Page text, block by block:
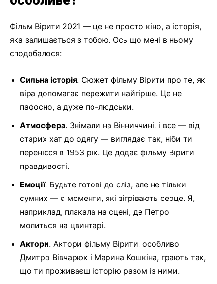
Фільм Вірити 2021 — це не просто кіно, а історія,
яка залишається з тобою. Ось що мені в ньому
сподобалося:
Сильна історія. Сюжет фільму Вірити про те, як
віра допомагає пережити найгірше. Це не
пафосно, а дуже по-людськи.
Атмосфера. Знімали на Вінниччині, і все — від
старих хат до одягу — виглядає так, ніби ти
перенісся в 1953 рік. Це додає фільму Вірити
правдивості.
Емоції. Будьте готові до сліз, але не тільки
сумних — є моменти, які зігрівають серце. Я,
наприклад, плакала на сцені, де Петро
молиться на цвинтарі.
Актори. Актори фільму Вірити, особливо
Дмитро Вівчарюк і Марина Кошкіна, грають так,
що ти проживаєш історію разом із ними.